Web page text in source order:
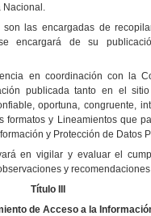
Nacional.
son las encargadas de
encargará de su
en coordinación con la
publicada tanto en el
oportuna, congruente,
formatos y Lineamientos que
y Protección de Datos
en vigilar y evaluar el
y
Título III
de Acceso a la